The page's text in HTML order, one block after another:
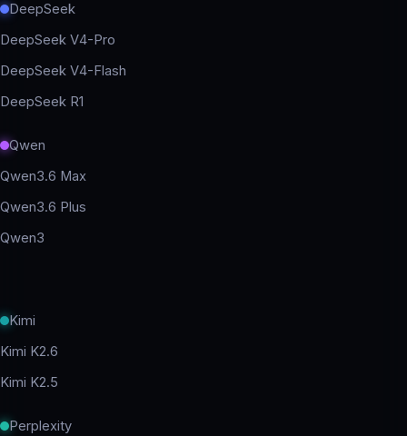
DeepSeek
DeepSeek V4-Pro
DeepSeek V4-Flash
DeepSeek R1
Qwen
Qwen3.6 Max
Qwen3.6 Plus
Qwen3
Kimi
Kimi K2.6
Kimi K2.5
Perplexity